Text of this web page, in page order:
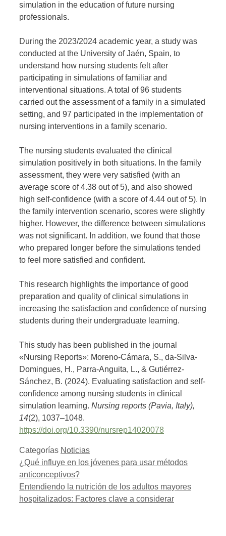
simulation in the education of future nursing
professionals.
During the 2023/2024 academic year, a study was
conducted at the University of Jaén, Spain, to
understand how nursing students felt after
participating in simulations of familiar and
interventional situations. A total of 96 students
carried out the assessment of a family in a simulated
setting, and 97 participated in the implementation of
nursing interventions in a family scenario.
The nursing students evaluated the clinical
simulation positively in both situations. In the family
assessment, they were very satisfied (with an
average score of 4.38 out of 5), and also showed
high self-confidence (with a score of 4.44 out of 5). In
the family intervention scenario, scores were slightly
higher. However, the difference between simulations
was not significant. In addition, we found that those
who prepared longer before the simulations tended
to feel more satisfied and confident.
This research highlights the importance of good
preparation and quality of clinical simulations in
increasing the satisfaction and confidence of nursing
students during their undergraduate learning.
This study has been published in the journal
«Nursing Reports»: Moreno-Cámara, S., da-Silva-
Domingues, H., Parra-Anguita, L., & Gutiérrez-
Sánchez, B. (2024). Evaluating satisfaction and self-
confidence among nursing students in clinical
simulation learning. Nursing reports (Pavia, Italy),
14(2), 1037–1048.
https://doi.org/10.3390/nursrep14020078
Categorías Noticias
¿Qué influye en los jóvenes para usar métodos
anticonceptivos?
Entendiendo la nutrición de los adultos mayores
hospitalizados: Factores clave a considerar